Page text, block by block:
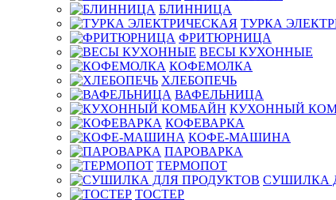
БЛИННИЦА
ТУРКА
ФРИТЮРНИЦА
ВЕСЫ КУХОННЫЕ
КОФЕМОЛКА
ХЛЕБОПЕЧЬ
ВАФЕЛЬНИЦА
КУХОННЫЙ
КОФЕВАРКА
КОФЕ-МАШИНА
ПАРОВАРКА
ТЕРМОПОТ
СУШИЛКА
ТОСТЕР